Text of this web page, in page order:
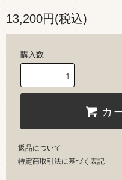
13,200円(税込)
購入数
カ
返品について
特定商取引法に基づく表記